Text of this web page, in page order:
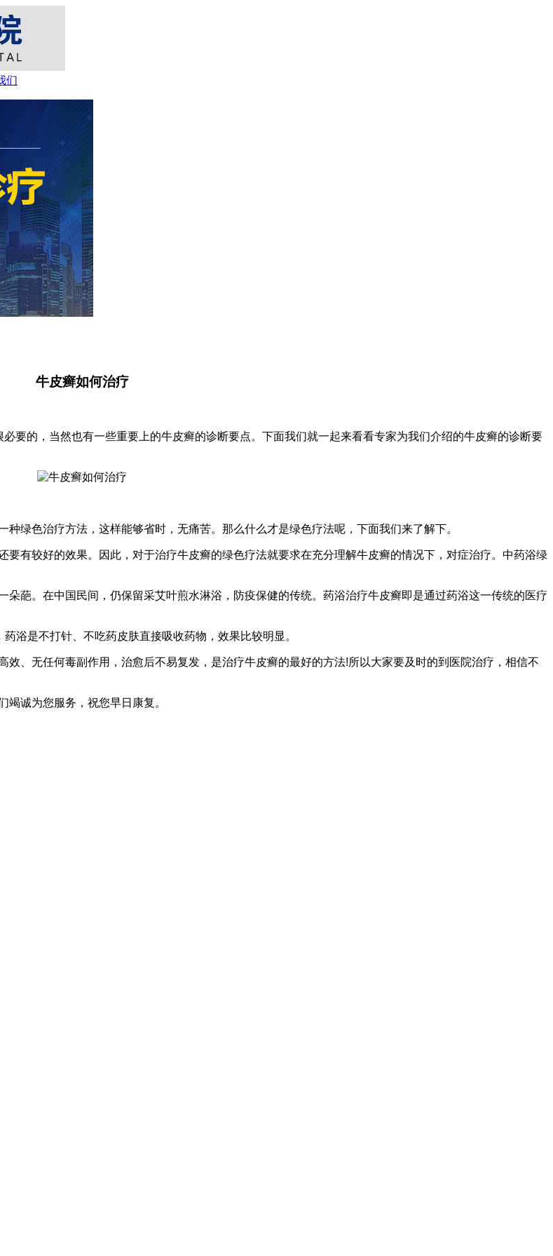
们
牛皮癣如何治疗
的，当然也有一些重要上的牛皮癣的诊断要点。下面我们就一起来看看专家为我们介绍的牛皮癣的诊断要
色治疗方法，这样能够省时，无痛苦。那么什么才是绿色疗法呢，下面我们来了解下。
较好的效果。因此，对于治疗牛皮癣的绿色疗法就要求在充分理解牛皮癣的情况下，对症治疗。中药浴绿
。在中国民间，仍保留采艾叶煎水淋浴，防疫保健的传统。药浴治疗牛皮癣即是通过药浴这一传统的医疗
是不打针、不吃药皮肤直接吸收药物，效果比较明显。
无任何毒副作用，治愈后不易复发，是治疗牛皮癣的最好的方法!所以大家要及时的到医院治疗，相信不
竭诚为您服务，祝您早日康复。